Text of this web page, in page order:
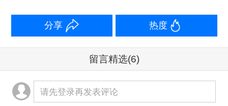
结合当前市场环境等因素综合考虑，决
定提前终止原定于2026年6月15日至9月
今年以来，大洋电机股价震荡下行，6月
26日触及年内低点后小幅反弹，7月7日
分享 热度
留言精选(6)
请先登录再发表评论